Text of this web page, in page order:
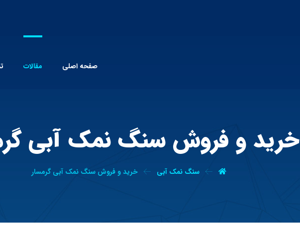
صفحه اصلی مقالات
خرید و فروش سنگ نمک آبی
سنگ نمک آبی خرید و فروش سنگ نمک آبی گرمسار